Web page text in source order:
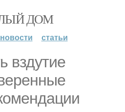
ДОМ
новости статьи
вздутие